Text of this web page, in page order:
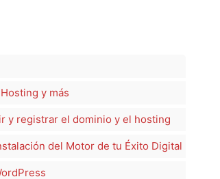
y más
y registrar el dominio y el hosting
del Motor de tu Éxito Digital